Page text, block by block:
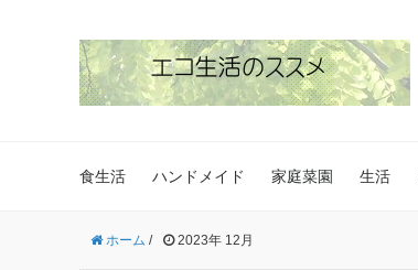
食生活 ハンドメイド 家庭菜園 生活
ホーム / 2023年 12月